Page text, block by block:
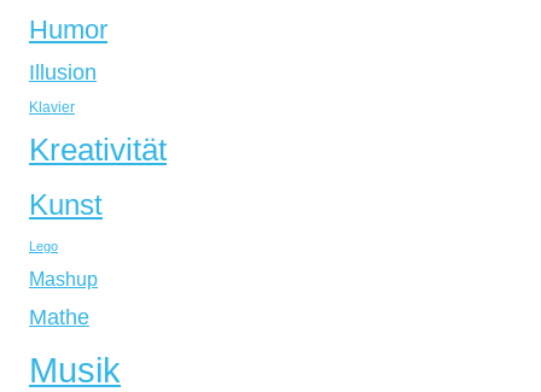
Humor
Illusion
Klavier
Kreativität
Kunst
Lego
Mashup
Mathe
Musik